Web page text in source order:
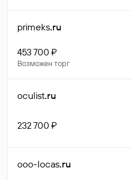
primeks.ru
453 700 ₽
Возможен торг
oculist.ru
232 700 ₽
ooo-locas.ru